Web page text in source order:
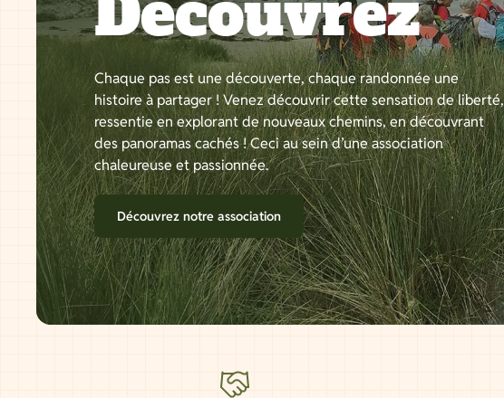
Chaque pas est une découverte, chaque randonnée une
histoire à partager ! Venez découvrir cette sensation de liberté,
ressentie en explorant de nouveaux chemins, en découvrant
des panoramas cachés ! Ceci au sein d’une association
chaleureuse et passionnée.
Découvrez notre association